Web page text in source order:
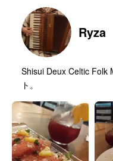
Ryza
Shisui Deux Celtic Folk
ト。